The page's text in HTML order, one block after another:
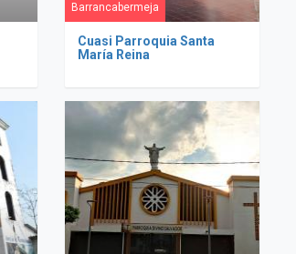
Barrancabermeja
Cuasi Parroquia Santa
María Reina